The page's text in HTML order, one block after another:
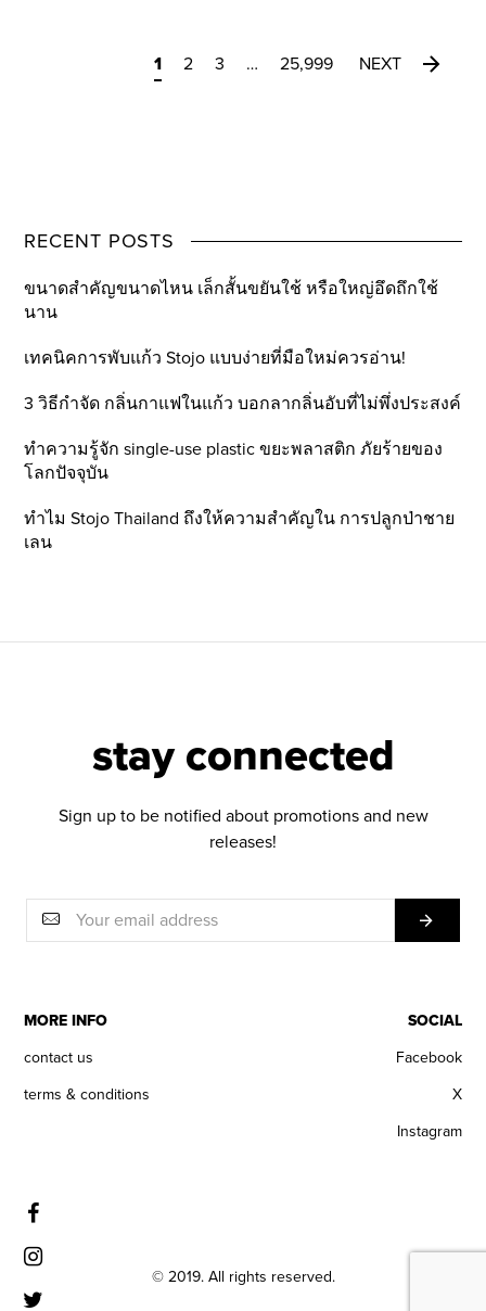
1 2 3 … 25,999 NEXT
RECENT POSTS
ขนาดสำคัญขนาดไหน เล็กสั้นขยันใช้ หรือใหญ่อึดถึกใช้
นาน
เทคนิคการพับแก้ว Stojo แบบง่ายที่มือใหม่ควรอ่าน!
3 วิธีกำจัด กลิ่นกาแฟในแก้ว บอกลากลิ่นอับที่ไม่พึ่งประสงค์
ทำความรู้จัก single-use plastic ขยะพลาสติก ภัยร้ายของ
โลกปัจจุบัน
ทำไม Stojo Thailand ถึงให้ความสำคัญใน การปลูกป่าชาย
เลน
stay connected
Sign up to be notified about promotions and new
releases!
MORE INFO
contact us
terms & conditions
SOCIAL
Facebook
X
Instagram
© 2019. All rights reserved.